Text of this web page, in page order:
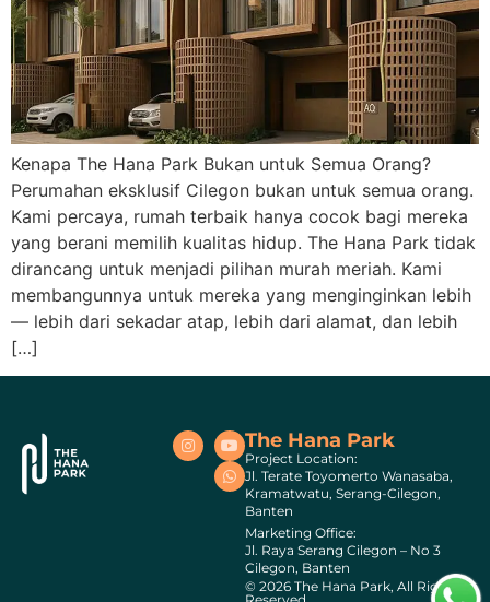
Kenapa The Hana Park Bukan untuk Semua Orang?
Perumahan eksklusif Cilegon bukan untuk semua orang.
Kami percaya, rumah terbaik hanya cocok bagi mereka
yang berani memilih kualitas hidup. The Hana Park tidak
dirancang untuk menjadi pilihan murah meriah. Kami
membangunnya untuk mereka yang menginginkan lebih
— lebih dari sekadar atap, lebih dari alamat, dan lebih
[…]
The Hana Park
Project Location:
Jl. Terate Toyomerto Wanasaba,
Kramatwatu, Serang-Cilegon,
Banten
Marketing Office:
Jl. Raya Serang Cilegon – No 3
Cilegon, Banten
© 2026 The Hana Park, All Rights